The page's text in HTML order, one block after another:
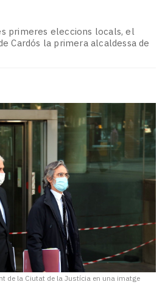
primeres eleccions locals, el
Cardós la primera alcaldessa de
de la Ciutat de la Justícia en una imatge